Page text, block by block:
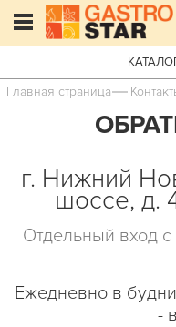
Главная страница
г. Нижний
шоссе, д.
Отдельный вход
Ежедневно в
-